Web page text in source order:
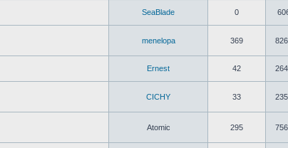
SeaBlade 0
menelopa 369
Ernest 42
CICHY 33
Atomic 295